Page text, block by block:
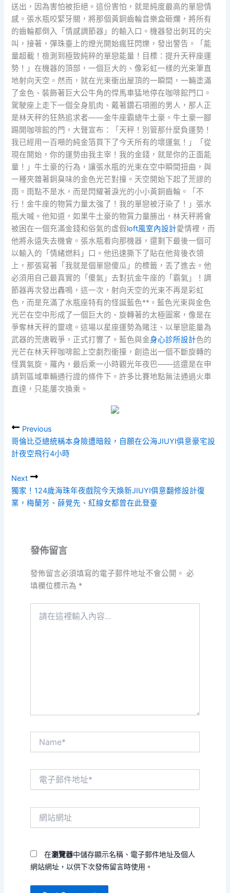
送出，因為害怕被拒絕。這份害怕，就是純度最高的單戀情
感。張水瓶咬緊牙關，將那個黃銅齒輪音樂盒砸爛，將所有
的齒輪都倒入「情感調節器」的輸入口。機器發出刺耳的尖
叫，接著，彈珠臺上的燈光開始瘋狂閃爍，發出警告。「能
量超載！檢測到極致純粹的單戀能量！目標：提升天秤座運
勢！」在機器的頂部，一個巨大的、像彩虹一樣的光束筆直
地射向天空。然而，就在光束衝出屋頂的一瞬間，一輛塗滿
了金色、裝飾著巨大公牛角的悍馬車猛地停在咖啡館門口。
駕駛座上走下一個全身肌肉、戴著鑽石項圈的男人，那人正
是林天秤的狂熱追求者——金牛座霸總牛土豪。牛土豪一腳
踢開咖啡館的門，大聲宣布：「天秤！別管那什麼負運勢！
我已經用一百噸的純金箔買下了今天所有的壞運氣！」「從
現在開始，你的運勢由我主宰！我的金錢，就是你的正面能
量！」牛土豪的行為，讓張水瓶的光束在空中瞬間扭曲，與
一種夾雜著銅臭味的金色光芒對撞。天空開始下起了荒謬的
雨。雨點不是水，而是閃耀著淚光的小小黃銅齒輪。「不
行！金牛座的物質力量太強了！我的單戀被汙染了！」張水
瓶大喊。他知道，如果牛土豪的物質力量勝出，林天秤將會
被困在一個充滿金錢和俗氣的虛假loft風室內設計愛情裡，而
他將永遠失去機會。張水瓶看向那機器，還剩下最後一個可
以輸入的「情緒燃料」口。他迅速撕下了貼在他背後衣領
上，那張寫著「我就是個單戀傻瓜」的標籤，丟了進去。他
必須用自己最真實的「傻氣」去對抗金牛座的「霸氣」！調
節器再次發出轟鳴，這一次，射向天空的光束不再是彩虹
色，而是充滿了水瓶座特有的怪誕藍色**。藍色光束與金色
光芒在空中形成了一個巨大的、旋轉著的太極圖案，像是在
爭奪林天秤的靈魂。這場以星座運勢為賭注、以單戀能量為
武器的荒唐戰爭，正式打響了。藍色與金身心診所設計色的
光芒在林天秤咖啡館上空劇烈衝撞，創造出一個不斷旋轉的
怪異氣旋。羅內，最后乘一小時觀光年夜巴——這還是在申
請到區域車輛通行證的條件下。許多比賽地點無法通過火車
直達，只能屢次換乘。
Previous
哥倫比亞總統稱本身險遭暗殺，自願在公海JIUYI俱意豪宅設
計夜空飛行4小時
Next
獨家！124歲海珠年夜戲院今天煥新JIUYI俱意翻修設計復
業，梅蘭芳、薛覺先、紅線女都曾在此登臺
發佈留言
發佈留言必須填寫的電子郵件地址不會公開。 必
填欄位標示為 *
址
在瀏覽器中儲存顯示名稱、電子郵件地址及個人
網站網址，以供下次發佈留言時使用。